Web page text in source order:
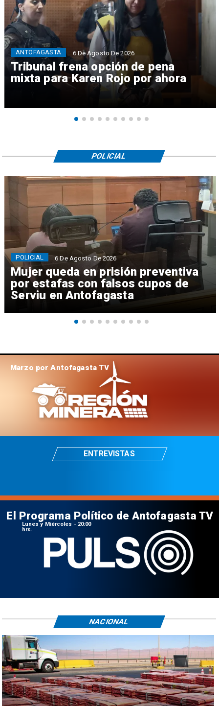
Tribunal frena opción de pena
mixta para Karen Rojo por ahora
ANTOFAGASTA 6 De Agosto De 2026
Mujer queda en prisión preventiva
por estafas con falsos cupos de
Serviu en Antofagasta
POLICIAL 6 De Agosto De 2026
POLICIAL
Marzo por Antofagasta TV
ENTREVISTAS
El Programa Político de Antofagasta TV
Lunes y Miércoles - 20:00
hrs.
NACIONAL